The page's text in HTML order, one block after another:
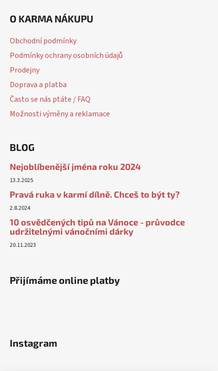
O KARMA NÁKUPU
Obchodní podmínky
Podmínky ochrany osobních údajů
Prodejny
Doprava a platba
Často se nás ptáte / FAQ
Možnosti výměny a reklamace
BLOG
Nejoblíbenější jména roku 2024
13.3.2025
Pravá ruka v karmí dílně. Chceš to být ty?
2.8.2024
10 osvědčených tipů na Vánoce - průvodce
udržitelnými vánočními dárky
20.11.2023
Přijímáme online platby
Instagram